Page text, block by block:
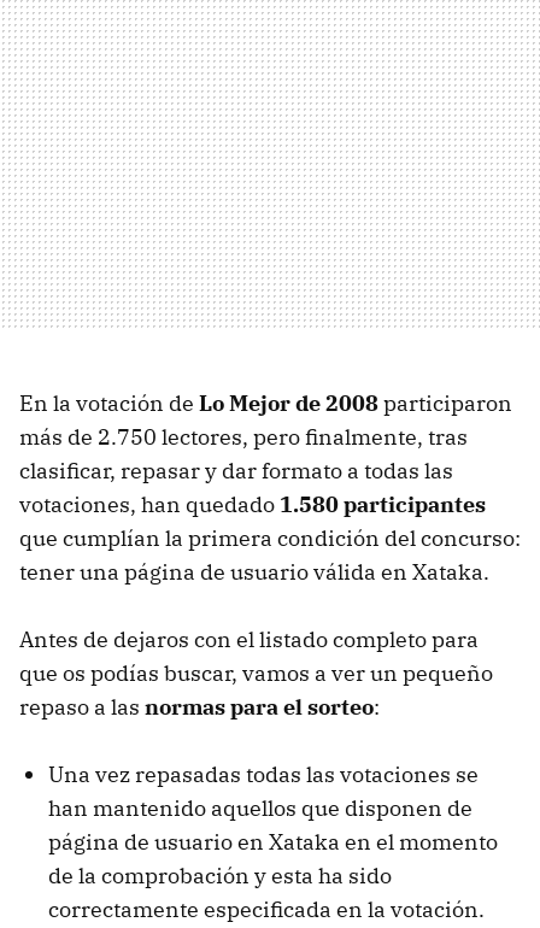
En la votación de Lo Mejor de 2008participaron
más de 2.750 lectores, pero finalmente, tras
clasificar, repasar y dar formato a todas las
votaciones, han quedado 1.580 participantes
que cumplían la primera condición del concurso:
tener una página de usuario válida en Xataka.
Antes de dejaros con el listado completo para
que os podías buscar, vamos a ver un pequeño
repaso a las normas para el sorteo:
Una vez repasadas todas las votaciones se
han mantenido aquellos que disponen de
página de usuario en Xataka en el momento
de la comprobación y esta ha sido
correctamente especificada en la votación.